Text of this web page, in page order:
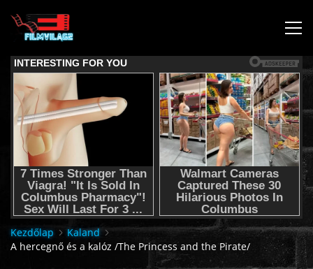
KEZDŐLAP
JOGI NYILATKOZAT,SEGÍTSÉG NYÚJTÁS,FELHASZNÁLÁSI
FELTÉTEL
AUDIO TRACK SWITCHING/HANGSÁV BEÁLLÍTÁSOK/
Kezdőlap
Kaland
A hercegnő és a kalóz /The Princess and the Pirate/